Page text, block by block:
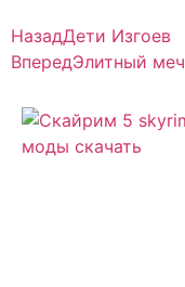
НазадДети Изгоев
ВпередЭлитный меч